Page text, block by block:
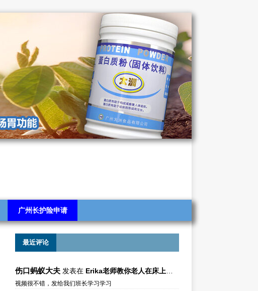
广州长护险申请
最近评论
伤口蚂蚁大夫发表在 Erika老师教你老人在床上如何左右翻身
视频很不错，发给我们班长学习学习